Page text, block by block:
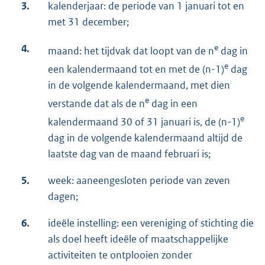
3.
kalenderjaar: de periode van 1 januari tot en
met 31 december;
4. maand: het tijdvak dat loopt van de ne dag in
een kalendermaand tot en met de (n-1)e dag
in de volgende kalendermaand, met dien
verstande dat als de ne dag in een
kalendermaand 30 of 31 januari is, de (n-1)e
dag in de volgende kalendermaand altijd de
laatste dag van de maand februari is;
5.
week: aaneengesloten periode van zeven
dagen;
6.
ideële instelling: een vereniging of stichting die
als doel heeft ideële of maatschappelijke
activiteiten te ontplooien zonder